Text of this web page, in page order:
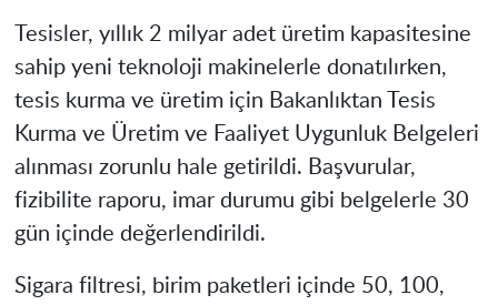
Tesisler, yıllık 2 milyar adet üretim kapasitesine
sahip yeni teknoloji makinelerle donatılırken,
tesis kurma ve üretim için Bakanlıktan Tesis
Kurma ve Üretim ve Faaliyet Uygunluk Belgeleri
alınması zorunlu hale getirildi. Başvurular,
fizibilite raporu, imar durumu gibi belgelerle 30
gün içinde değerlendirildi.
Sigara filtresi, birim paketleri içinde 50, 100,